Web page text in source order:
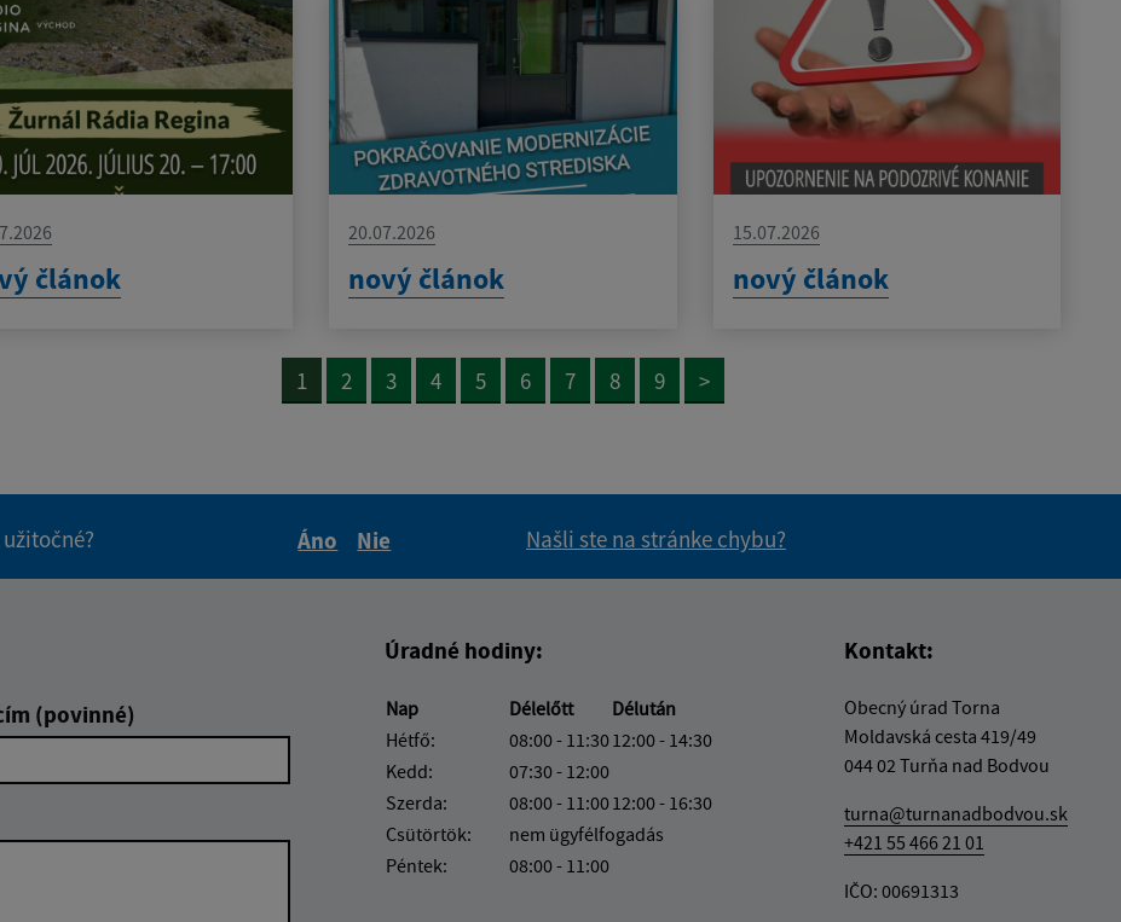
článok
20.07.2026
nový článok
15.07.2026
nový článok
1 2 3 4 5 6 7 8 9 >
Áno
Nie
Našli ste na stránke chybu?
(povinné)
Úradné hodiny:
Nap Délelőtt
Délután
Hétfő:
08:00 - 11:3012:00 - 14:30
Kedd:
07:30 - 12:00
Szerda:
08:00 - 11:0012:00 - 16:30
Csütörtök:
nem ügyfélfogadás
Péntek:
08:00 - 11:00
Kontakt:
Obecný úrad Torna
Moldavská cesta 419/49
044 02 Turňa nad Bodvou
turna@turnanadbodvou.sk
+421 55 466 21 01
IČO: 00691313